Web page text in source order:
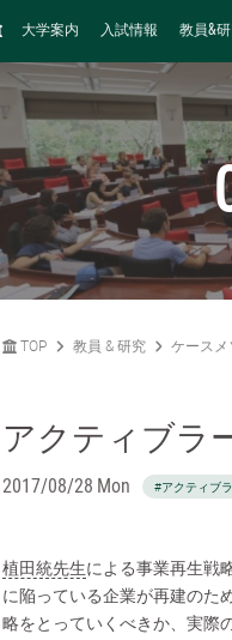
H
M
大学案内 入試情報 教員&
TOP 教員 & 研究 ケースメ
アクティブラ
2017/08/28 Mon #アクティブ
植田統先生による事業再生戦
に陥っている企業が再建のた
略をとっていくべきか、実際